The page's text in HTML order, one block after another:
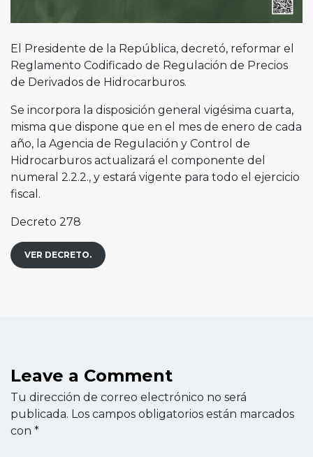
El Presidente de la República, decretó, reformar el
Reglamento Codificado de Regulación de Precios
de Derivados de Hidrocarburos.
Se incorpora la disposición general vigésima cuarta,
misma que dispone que en el mes de enero de cada
año, la Agencia de Regulación y Control de
Hidrocarburos actualizará el componente del
numeral 2.2.2., y estará vigente para todo el ejercicio
fiscal.
Decreto 278
VER DECRETO.
Leave a Comment
Tu dirección de correo electrónico no será
publicada. Los campos obligatorios están marcados
con *